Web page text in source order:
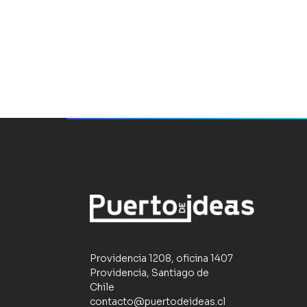
Providencia 1208, oficina 1407
Providencia, Santiago de
Chile
contacto@puertodeideas.cl